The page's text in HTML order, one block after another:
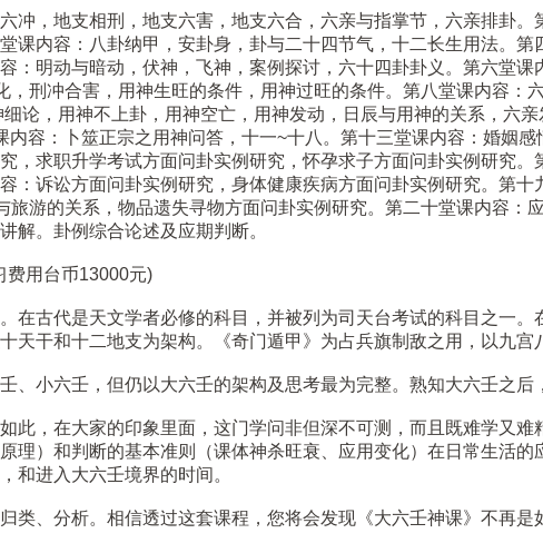
冲，地支相刑，地支六害，地支六合，六亲与指掌节，六亲排卦
课内容：八卦纳甲，安卦身，卦与二十四节气，十二长生用法。
：明动与暗动，伏神，飞神，案例探讨，六十四卦卦义。第六堂
刑冲合害，用神生旺的条件，用神过旺的条件。第八堂课内容：
论，用神不上卦，用神空亡，用神发动，日辰与用神的关系，六
容：卜筮正宗之用神问答，十一~十八。第十三堂课内容：婚姻
，求职升学考试方面问卦实例研究，怀孕求子方面问卦实例研究
：诉讼方面问卦实例研究，身体健康疾病方面问卦实例研究。第
游的关系，物品遗失寻物方面问卦实例研究。第二十堂课内容：
解。卦例综合论述及应期判断。
费用台币13000元)
在古代是天文学者必修的科目，并被列为司天台考试的科目之一
干和十二地支为架构。《奇门遁甲》为占兵旗制敌之用，以九宫
、小六壬，但仍以大六壬的架构及思考最为完整。熟知大六壬之后
此，在大家的印象里面，这门学问非但深不可测，而且既难学又
理）和判断的基本准则（课体神杀旺衰、应用变化）在日常生活
和进入大六壬境界的时间。
类、分析。相信透过这套课程，您将会发现《大六壬神课》不再